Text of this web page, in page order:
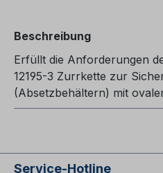
Beschreibung
Erfüllt die Anforderungen
12195-3 Zurrkette zur
(Absetzbehältern) mit
Service-Hotline